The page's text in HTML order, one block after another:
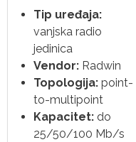
Tip uređaja:
vanjska radio
jedinica
Vendor: Radwin
Topologija: point-
to-multipoint
Kapacitet: do
25/50/100 Mb/s